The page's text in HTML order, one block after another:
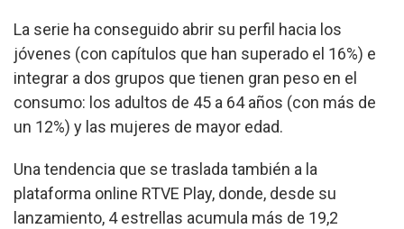
La serie ha conseguido abrir su perfil hacia los
jóvenes (con capítulos que han superado el 16%) e
integrar a dos grupos que tienen gran peso en el
consumo: los adultos de 45 a 64 años (con más de
un 12%) y las mujeres de mayor edad.
Una tendencia que se traslada también a la
plataforma online RTVE Play, donde, desde su
lanzamiento, 4 estrellas acumula más de 19,2